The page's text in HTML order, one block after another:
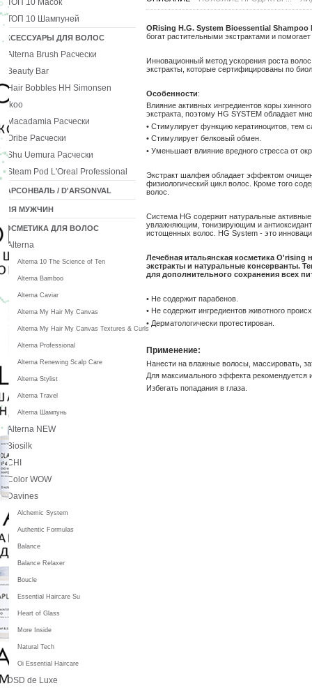
ORising H.G. System Bioessential
богат растительными экстрактами и
Инновационный метод ускорения роста
экстракты, которые сертифицированы по
Особенности:
Влияние активных ингредиентов коры
экстракта, поэтому HG SYSTEM обладает
• Стимулирует функцию кератиноцитов, тем
• Стимулирует белковый обмен.
• Уменьшает влияние вредного стресса от
Экстракт шалфея обладает эффектом
физиологический цикл волос. Кроме того
волос.
Система HG содержит натуральные
увлажняющим, тонизирующим и
истощенных волос. HG System - это
Лечебная итальянская косметика
экстракты и натуральные консерванты.
для дополнительного сохранения всех
• Не содержит парабенов.
• Не содержит ингредиентов животного
• Дерматологически протестирован.
Применение:
Нанести на влажные волосы, массировать,
Для максимального эффекта рекомендуется
Избегать попадания в глаза.
ТОП 10 Шампуней
АКСЕССУАРЫ ДЛЯ ВОЛОС
Alterna Brush Расчески
Beauty Bar
Hair Bobbles HH Simonsen
Ikoo
Macadamia Расчески
Oribe Расчески
Shu Uemura Расчески
Steam Pod L'Oreal Professional
ДАРСОНВАЛЬ / D'ARSONVAL
ДЛЯ МУЖЧИН
КОСМЕТИКА ДЛЯ ВОЛОС
Alterna
Alterna 10 The Science of Ten
Alterna Bamboo
Alterna Caviar
Alterna My Hair My Canvas
Alterna My Hair My Canvas Textures & Curls
Alterna Professional
Alterna Renewing Scalp Care
Alterna Stylist
Alterna Travel
Alterna Шампунь
Alterna NEW
Biosilk
CHI
Color WOW
Davines
Alchemic System
Authentic Formulas
Balance
Balance Relaxer
Boucle
Essential Haircare Su
Heart of Glass
More Inside
Natural Tech
Oi Essential Haircare
DSD de Luxe